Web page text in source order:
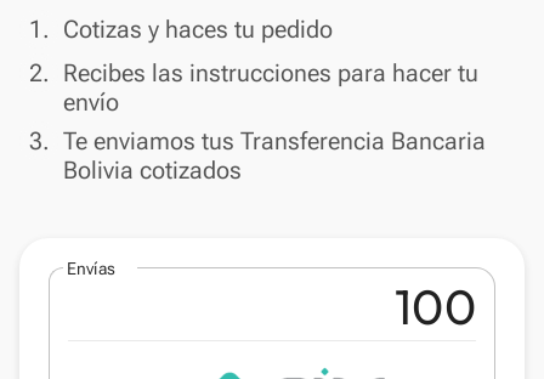
done
1. Cotizas y haces tu pedido
done
2. Recibes las instrucciones para hacer tu
envío
done
3. Te enviamos tus Transferencia Bancaria
Bolivia cotizados
Envías